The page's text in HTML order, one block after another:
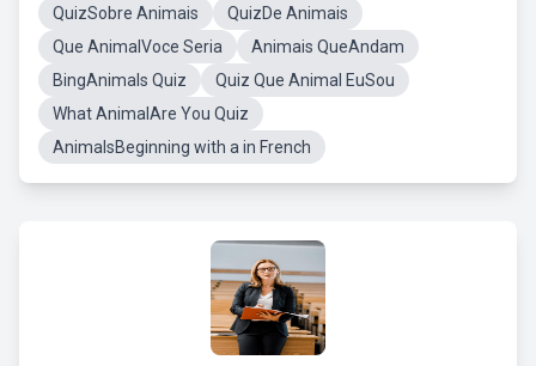
QuizSobre Animais
QuizDe Animais
Que AnimalVoce Seria
Animais QueAndam
BingAnimals Quiz
Quiz Que Animal EuSou
What AnimalAre You Quiz
AnimalsBeginning with a in French